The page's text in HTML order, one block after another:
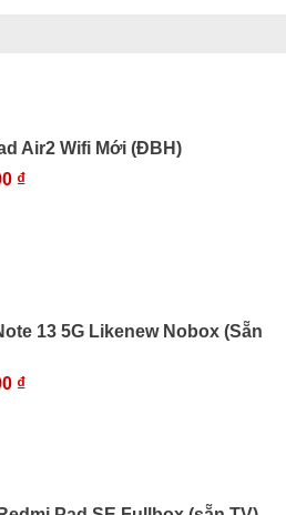
Air2 Wifi Mới (ĐBH)
₫
13 5G Likenew Nobox (Sẵn
₫